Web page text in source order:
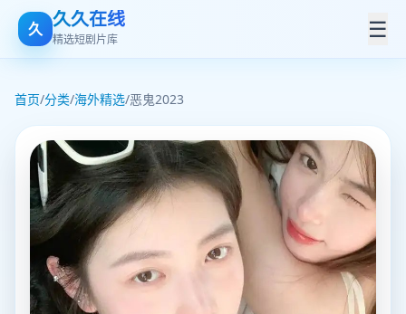
久 久久在线
精选短剧片库 ☰
首页/分类/海外精选/恶鬼2023